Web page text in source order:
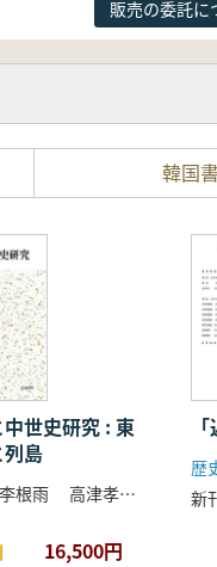
販売の委託に
韓国書
世史研究 : 東
島
市村高男 李根雨 高津孝 劉恒武 編
16,500円
歴
新